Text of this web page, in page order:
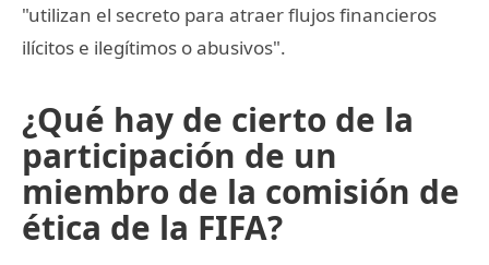
"utilizan el secreto para atraer flujos financieros
ilícitos e ilegítimos o abusivos".
¿Qué hay de cierto de la
participación de un
miembro de la comisión de
ética de la FIFA?